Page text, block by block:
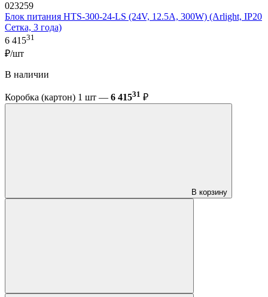
023259
Блок питания HTS-300-24-LS (24V, 12.5A, 300W) (Arlight, IP20
Сетка, 3 года)
6 41531
₽/шт
В наличии
Коробка (картон) 1 шт — 6 41531 ₽
В корзину